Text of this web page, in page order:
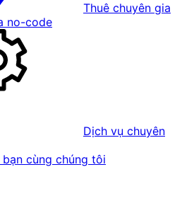
Thuê chuyên gia
no-code
Dịch vụ chuyên
cùng chúng tôi